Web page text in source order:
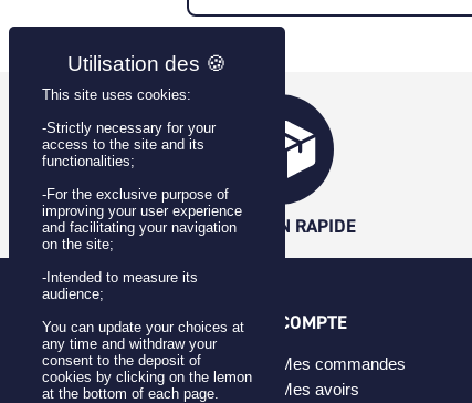
LIVRAISON RAPIDE
CATÉGORIES
Badges
Pins
COMPTE
Mes commandes
Mes avoirs
This site uses cookies:
-Strictly necessary for your
access to the site and its
functionalities;
-For the exclusive purpose of
improving your user experience
and facilitating your navigation
on the site;
-Intended to measure its
audience;
You can update your choices at
any time and withdraw your
consent to the deposit of
cookies by clicking on the lemon
at the bottom of each page.